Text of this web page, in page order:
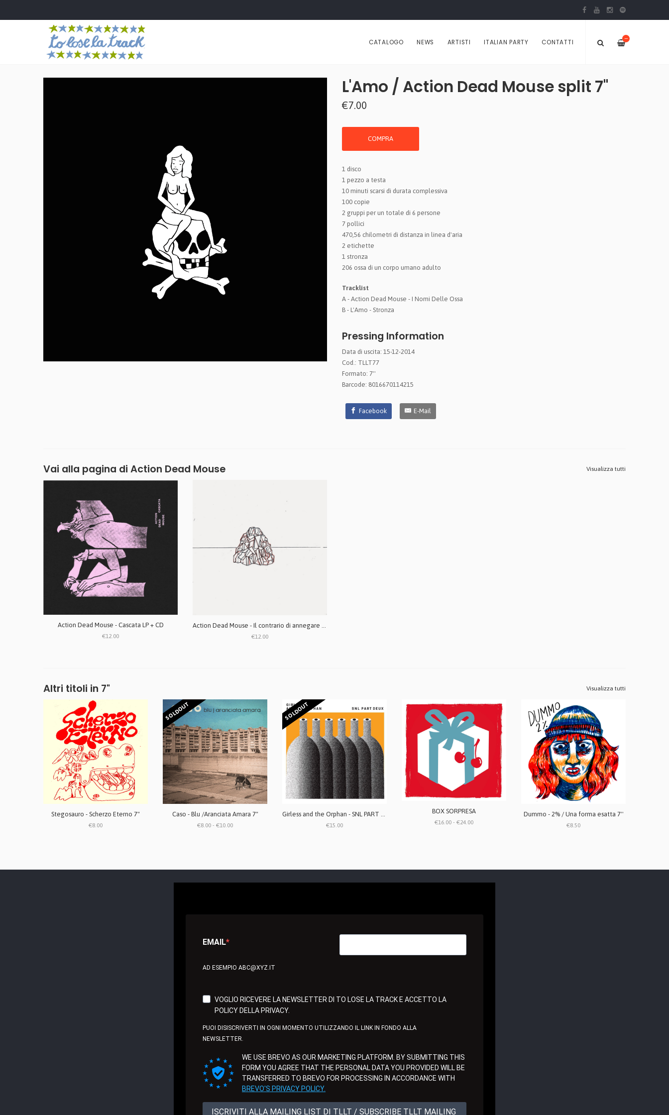
—
CATALOGO NEWS ARTISTI ITALIAN PARTY CONTATTI
L'Amo / Action Dead Mouse split 7''
€7.00
COMPRA
1 disco
1 pezzo a testa
10 minuti scarsi di durata complessiva
100 copie
2 gruppi per un totale di 6 persone
7 pollici
470,56 chilometri di distanza in linea d'aria
2 etichette
1 stronza
206 ossa di un corpo umano adulto
Tracklist
A - Action Dead Mouse - I Nomi Delle Ossa
B - L'Amo - Stronza
Pressing Information
Data di uscita: 15-12-2014
Cod.: TLLT77
Formato: 7''
Barcode: 8016670114215
Facebook E-Mail
Vai alla pagina di Action Dead Mouse Visualizza tutti
Action Dead Mouse - Cascata LP + CD
€12.00 €12.00
Altri titoli in 7" Visualizza tutti
Stegosauro - Scherzo Eterno 7"
€8.00
SOLDOUT
Caso - Blu /Aranciata Amara 7"
€8.00 - €10.00
SOLDOUT
€15.00
BOX SORPRESA
€16.00 - €24.00
Dummo - 2% / Una forma esatta 7''
€8.50
EMAIL
AD ESEMPIO ABC@XYZ.IT
VOGLIO RICEVERE LA NEWSLETTER DI TO LOSE LA TRACK E ACCETTO LA
POLICY DELLA PRIVACY.
PUOI DISISCRIVERTI IN OGNI MOMENTO UTILIZZANDO IL LINK IN FONDO ALLA
NEWSLETTER.
WE USE BREVO AS OUR MARKETING PLATFORM. BY SUBMITTING THIS
FORM YOU AGREE THAT THE PERSONAL DATA YOU PROVIDED WILL BE
TRANSFERRED TO BREVO FOR PROCESSING IN ACCORDANCE WITH
BREVO'S PRIVACY POLICY.
ISCRIVITI ALLA MAILING LIST DI TLLT / SUBSCRIBE TLLT MAILING